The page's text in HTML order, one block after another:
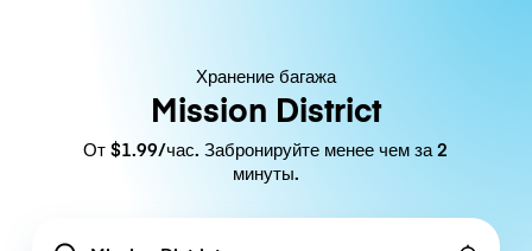
Хранение багажа
Mission District
От $1.99/час. Забронируйте менее чем за 2
минуты.